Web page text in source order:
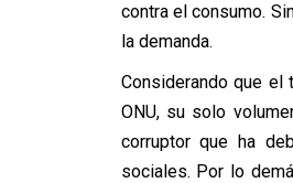
contra el consumo.
la demanda.
Considerando que el
ONU, su solo
corruptor que ha
sociales. Por lo